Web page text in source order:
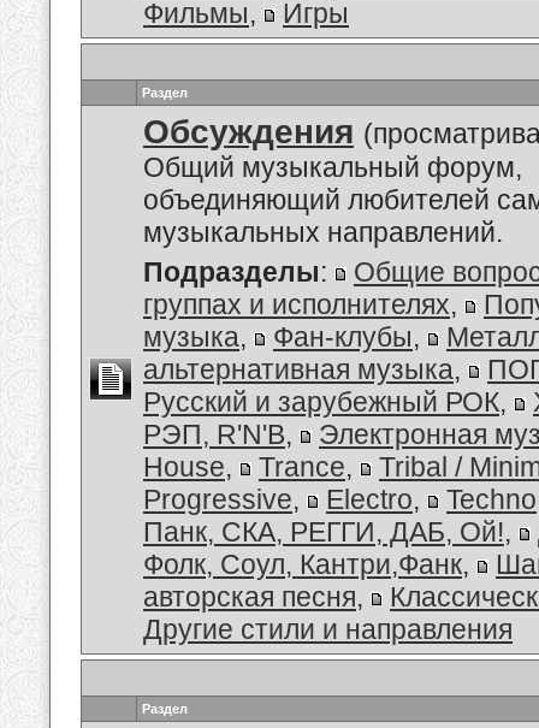
Фильмы, Игры
Раздел
Обсуждения
Общий музыкальный форум,
объединяющий любителей
музыкальных направлений.
Подразделы:
Общие
группах и исполнителях,
музыка, Фан-клубы,
альтернативная музыка,
Русский и зарубежный РОК,
РЭП, R'N'B,
Электронная
House, Trance,
Tribal /
Progressive, Electro, Techno
Панк, СКА, РЕГГИ, ДАБ, Ой!,
Фолк, Соул, Кантри,Фанк,
авторская песня,
Другие стили и направления
Раздел